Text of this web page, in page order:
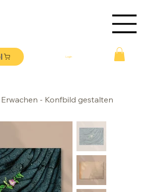
Login
- Konfbild gestalten